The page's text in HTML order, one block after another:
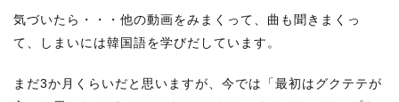
気づいたら・・・他の動画をみまくって、曲も聞きまくっ
て、しまいには韓国語を学びだしています。
まだ3か月くらいだと思いますが、今では「最初はグクテテが